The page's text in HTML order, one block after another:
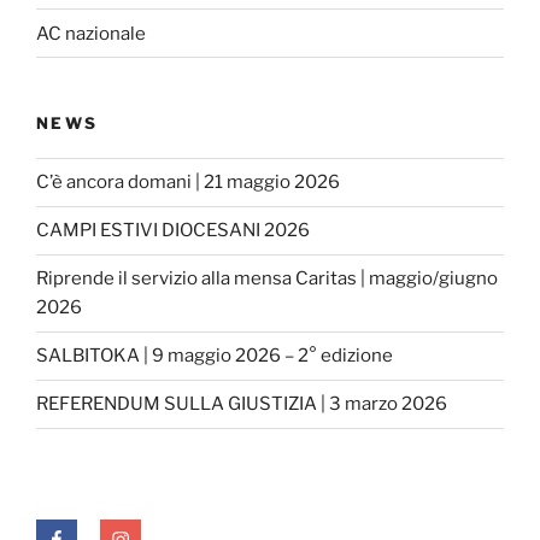
AC nazionale
NEWS
C’è ancora domani | 21 maggio 2026
CAMPI ESTIVI DIOCESANI 2026
Riprende il servizio alla mensa Caritas | maggio/giugno
2026
SALBITOKA | 9 maggio 2026 – 2° edizione
REFERENDUM SULLA GIUSTIZIA | 3 marzo 2026
FACEBOOKINSTAGRAM